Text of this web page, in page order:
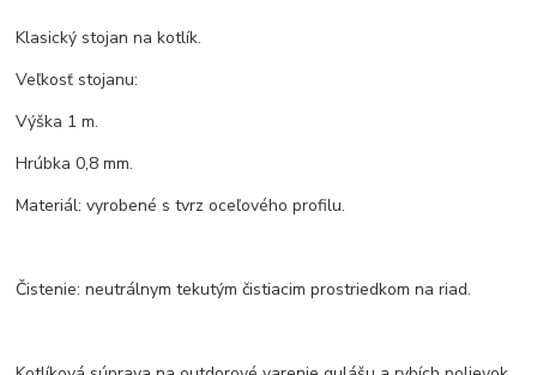
Klasický stojan na kotlík.
Veľkosť stojanu:
Výška 1 m.
Hrúbka 0,8 mm.
Materiál: vyrobené s tvrz oceľového profilu.
Čistenie: neutrálnym tekutým čistiacim prostriedkom na riad.